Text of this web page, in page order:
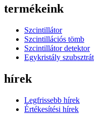
termékeink
Szcintillátor
Szcintillációs tömb
Szcintillátor detektor
Egykristály szubsztrát
hírek
Legfrissebb hírek
Értékesítési hírek